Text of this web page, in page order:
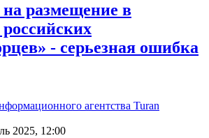
на размещение в
- серьезная ошибка
2025, 12:00